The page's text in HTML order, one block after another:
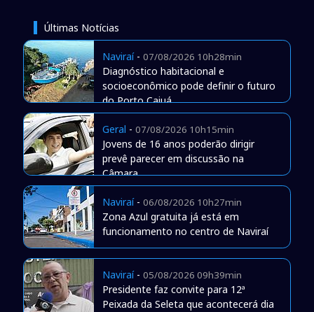
Últimas Notícias
Naviraí- 07/08/2026 10h28min
Diagnóstico habitacional e
socioeconômico pode definir o futuro
do Porto Caiuá
Geral - 07/08/2026 10h15min
Jovens de 16 anos poderão dirigir
prevê parecer em discussão na
Câmara
Naviraí- 06/08/2026 10h27min
Zona Azul gratuita já está em
funcionamento no centro de Naviraí
Naviraí- 05/08/2026 09h39min
Presidente faz convite para 12ª
Peixada da Seleta que acontecerá dia